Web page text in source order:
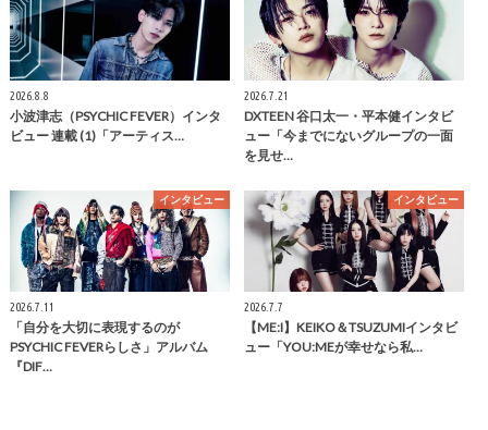
2026.8.8
小波津志（PSYCHIC FEVER）インタ
ビュー 連載 (1)「アーティス…
2026.7.21
DXTEEN 谷口太一・平本健インタビ
ュー「今までにないグループの一面
を見せ…
インタビュー
2026.7.11
「自分を大切に表現するのが
PSYCHIC FEVERらしさ」アルバム
『DIF…
インタビュー
2026.7.7
【ME:I】KEIKO＆TSUZUMIインタビ
ュー「YOU:MEが幸せなら私…